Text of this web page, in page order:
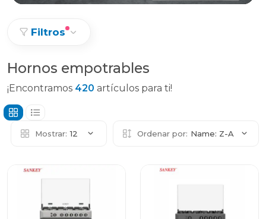
Filtros
Hornos empotrables
¡Encontramos 420 artículos para ti!
Mostrar: 12 Ordenar por: Name: Z-A